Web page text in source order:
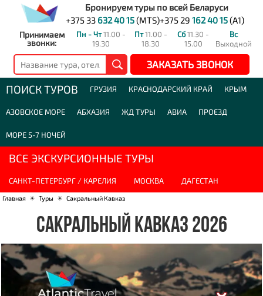
Бронируем туры по всей Беларуси
+375 33 632 40 15(MTS)+375 29 162 40 15(A1)
Принимаем
звонки:
Пн - Чт11.00 -
19.30
Пт11.00 -
18.30
Сб11.30 -
15.00
Вс
Выходной
ЗАКАЗАТЬ ЗВОНОК
ПОИСК ТУРОВ ГРУЗИЯ КРАСНОДАРСКИЙ КРАЙ КРЫМ
АЗОВСКОЕ МОРЕ АБХАЗИЯ ЖД ТУРЫ АВИА ПРОЕЗД
МОРЕ 5-7 НОЧЕЙ
ВСЕ ЭКСКУРСИОННЫЕ ТУРЫ
САНКТ-ПЕТЕРБУРГ / КАРЕЛИЯ МОСКВА ДАГЕСТАН
Главная ☀ Туры ☀ Сакральный Кавказ
САКРАЛЬНЫЙ КАВКАЗ 2026